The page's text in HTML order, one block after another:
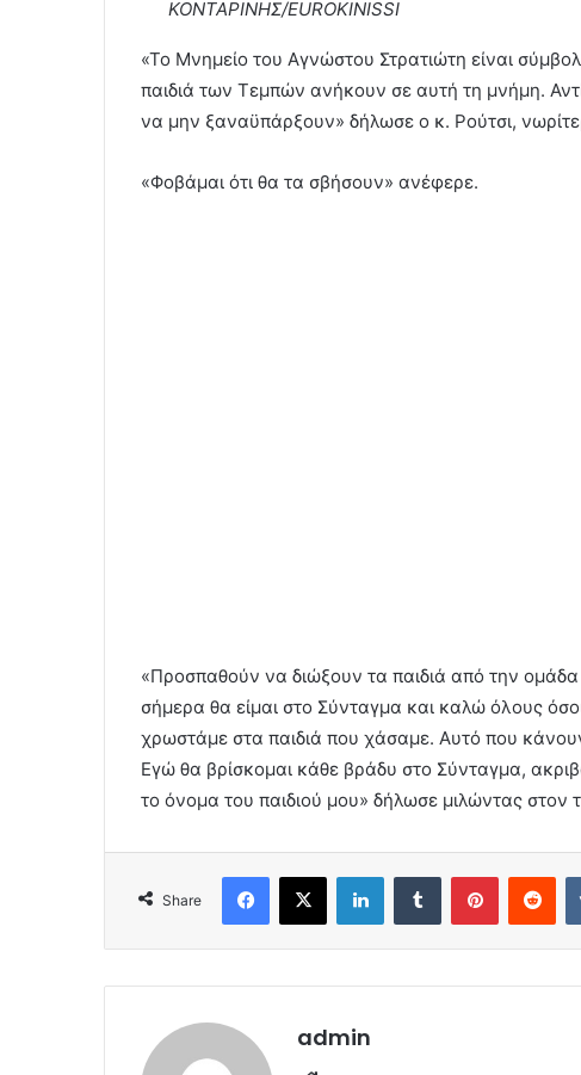
ΚΟΝΤΑΡΙΝΗΣ/EUROKINISSI
«Το Μνημείο του Αγνώστου Στρατιώτη είναι
παιδιά των Τεμπών ανήκουν σε αυτή τη μνήμη.
να μην ξαναϋπάρξουν» δήλωσε ο κ. Ρούτσι,
«Φοβάμαι ότι θα τα σβήσουν» ανέφερε.
«Προσπαθούν να διώξουν τα παιδιά από την ομάδα
σήμερα θα είμαι στο Σύνταγμα και καλώ όλους
χρωστάμε στα παιδιά που χάσαμε. Αυτό που
Εγώ θα βρίσκομαι κάθε βράδυ στο Σύνταγμα,
το όνομα του παιδιού μου» δήλωσε μιλώντας στον
Share
Facebook
X LinkedInTumblr Pinterest
admin